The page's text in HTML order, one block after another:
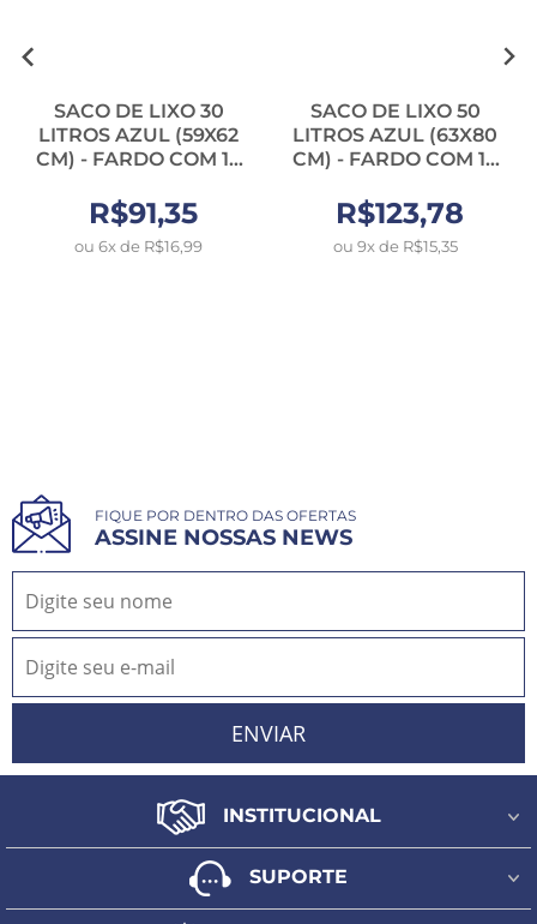
SACO DE LIXO 30
LITROS AZUL (59X62
CM) - FARDO COM 10
ROLO)
R$91,35
ou 6x de R$16,99
SACO DE LIXO 50
LITROS AZUL (63X80
CM) - FARDO COM 10
ROLO)
R$123,78
ou 9x de R$15,35
FIQUE POR DENTRO DAS OFERTAS
ASSINE NOSSAS NEWS
INSTITUCIONAL
Quem Somos
Fale Conosco
SUPORTE